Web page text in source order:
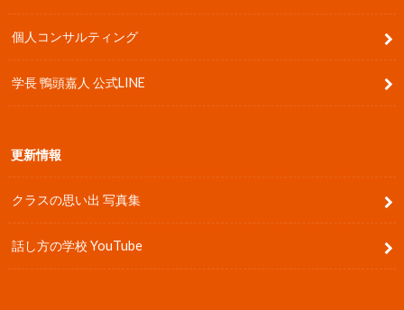
個人コンサルティング
学長 鴨頭嘉人 公式LINE
更新情報
クラスの思い出 写真集
話し方の学校 YouTube